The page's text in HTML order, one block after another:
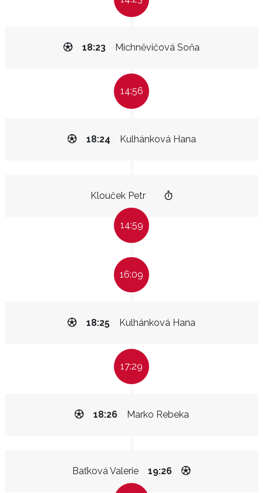
Michněvičová Soňa
18:23
14:56
Kulhánková Hana
18:24
Klouček Petr
14:59
16:09
Kulhánková Hana
18:25
17:29
Marko Rebeka
18:26
Baťková Valerie 19:26